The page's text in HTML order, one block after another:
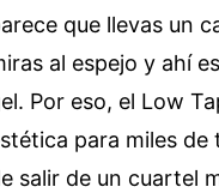
que llevas un
al espejo y ahí
Por eso, el Low
para miles de
salir de un cuartel